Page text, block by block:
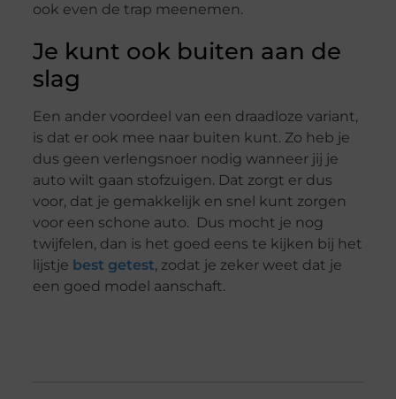
ook even de trap meenemen.
Je kunt ook buiten aan de
slag
Een ander voordeel van een draadloze variant,
is dat er ook mee naar buiten kunt. Zo heb je
dus geen verlengsnoer nodig wanneer jij je
auto wilt gaan stofzuigen. Dat zorgt er dus
voor, dat je gemakkelijk en snel kunt zorgen
voor een schone auto. Dus mocht je nog
twijfelen, dan is het goed eens te kijken bij het
lijstje best getest, zodat je zeker weet dat je
een goed model aanschaft.